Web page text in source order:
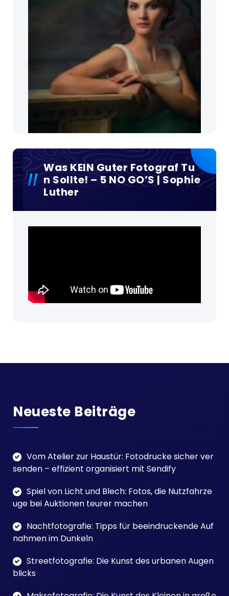
Was KEIN Guter Fotograf Tu
N Sollte! – 5 NO GO’S | Sophie
Luther
Neueste Beiträge
Vom Atelier zur Haustür: Fotodrucke sicher ver
senden – effizient organisiert mit Sendify
Spiel von Licht und Blech: Fotos, die Nutzfahrze
uge bei Auktionen teurer machen
Nachtfotografie: Tipps für beeindruckende Auf
nahmen im Dunkeln
Streetfotografie: Die Kunst des urbanen Augen
blicks